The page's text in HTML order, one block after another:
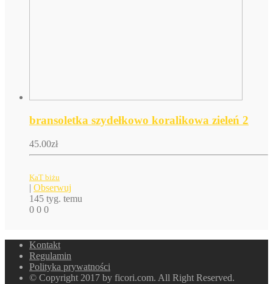
bransoletka szydełkowo koralikowa zieleń 2
45.00zł
KaT biżu
| Obserwuj
145 tyg. temu
0 0 0
Kontakt
Regulamin
Polityka prywatności
© Copyright 2017 by ficori.com. All Right Reserved.